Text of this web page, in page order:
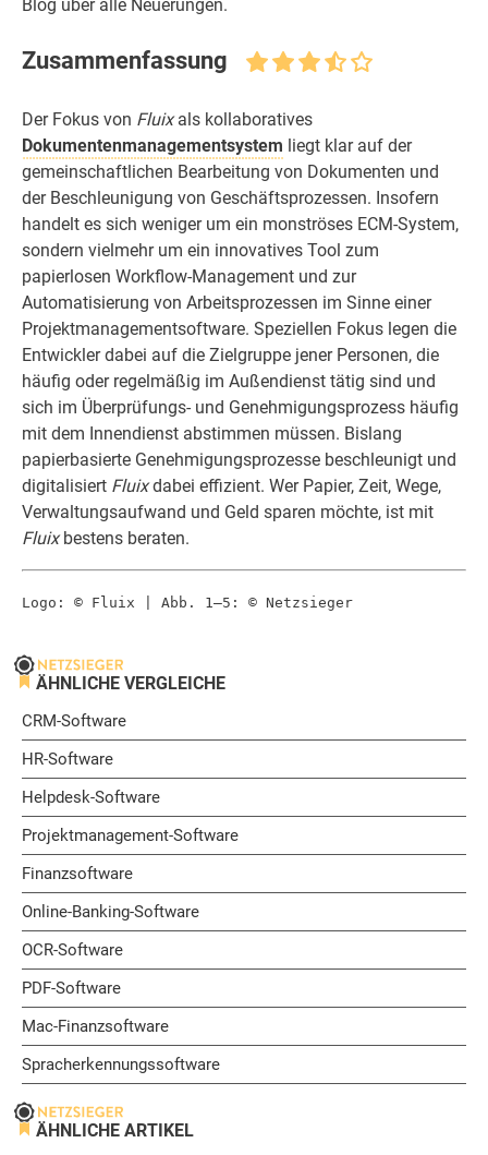
Blog über alle Neuerungen.
Zusammenfassung
Der Fokus von Fluixals kollaboratives
Dokumentenmanagementsystem liegt klar auf der
gemeinschaftlichen Bearbeitung von Dokumenten und
der Beschleunigung von Geschäftsprozessen. Insofern
handelt es sich weniger um ein monströses ECM-System,
sondern vielmehr um ein innovatives Tool zum
papierlosen Workflow-Management und zur
Automatisierung von Arbeitsprozessen im Sinne einer
Projektmanagementsoftware. Speziellen Fokus legen die
Entwickler dabei auf die Zielgruppe jener Personen, die
häufig oder regelmäßig im Außendienst tätig sind und
sich im Überprüfungs- und Genehmigungsprozess häufig
mit dem Innendienst abstimmen müssen. Bislang
papierbasierte Genehmigungsprozesse beschleunigt und
digitalisiert Fluixdabei effizient. Wer Papier, Zeit, Wege,
Verwaltungsaufwand und Geld sparen möchte, ist mit
Fluixbestens beraten.
Logo: © Fluix | Abb. 1–5: © Netzsieger
ÄHNLICHE VERGLEICHE
CRM-Software
HR-Software
Helpdesk-Software
Projektmanagement-Software
Finanzsoftware
Online-Banking-Software
OCR-Software
PDF-Software
Mac-Finanzsoftware
Spracherkennungssoftware
ÄHNLICHE ARTIKEL